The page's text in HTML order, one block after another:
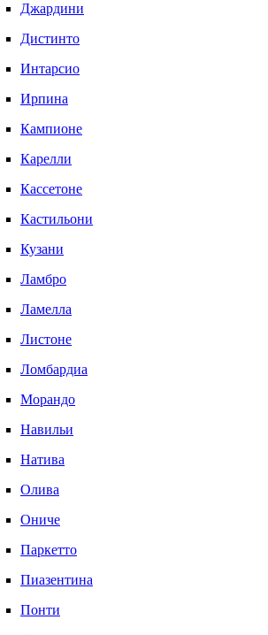
Джардини
Дистинто
Интарсио
Ирпина
Кампионе
Карелли
Кассетоне
Кастильони
Кузани
Ламбро
Ламелла
Листоне
Ломбардиа
Морандо
Навильи
Натива
Олива
Ониче
Паркетто
Пиазентина
Понти